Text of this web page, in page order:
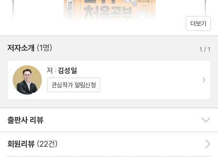
이 책은 ETF 투자를 처음 시작하는 초보뿐만 아니라 수많은 ETF
들에게도 훌륭한 가이드가 되어줄 것이다. 그리고 분명 읽는 것만으
로도 그 누구보다 전문가가 되어 있을 것이다.
01 ETF의 분배금과 배당소득세
03 ETF의 투자 위험
5장 복잡하지만 궁금했던 개념들
01 PR, TR, NTR 비교
02 선물과 선물 거래 이해하기
03 합성 ETF 이해하기
04 액티브 ETF 이해하기
더보기
저자소개 (1명) 1 /1
저 : 김성일
관심작가 알림신청
출판사 리뷰
회원리뷰 (22건)